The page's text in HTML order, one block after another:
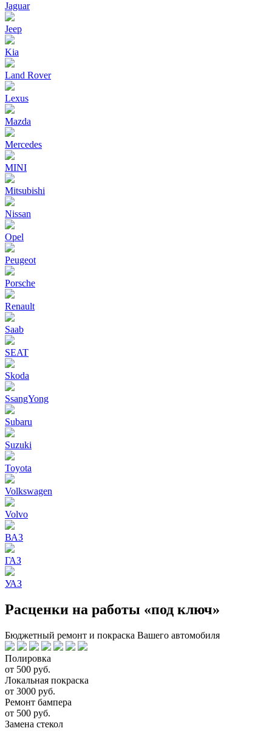
Jaguar
Jeep
Kia
Land Rover
Lexus
Mazda
Mercedes
MINI
Mitsubishi
Nissan
Opel
Peugeot
Porsche
Renault
Saab
SEAT
Skoda
SsangYong
Subaru
Suzuki
Toyota
Volkswagen
Volvo
ВАЗ
ГАЗ
УАЗ
Расценки на работы «под ключ»
Бюджетный ремонт и покраска Вашего автомобиля
Полировка
от 500 руб.
Локальная покраска
от 3000 руб.
Ремонт бампера
от 500 руб.
Замена стекол